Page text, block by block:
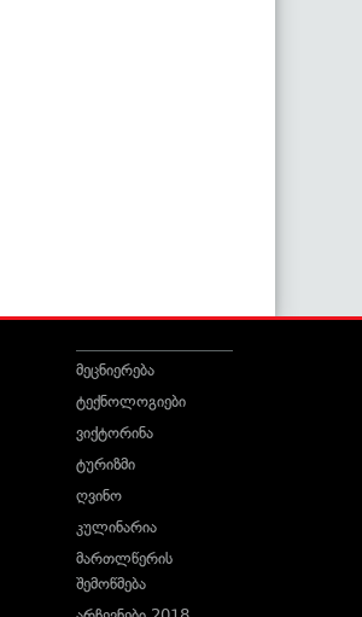
მეცნიერება
ტექნოლოგიები
ვიქტორინა
ტურიზმი
ღვინო
კულინარია
მართლწერის
შემოწმება